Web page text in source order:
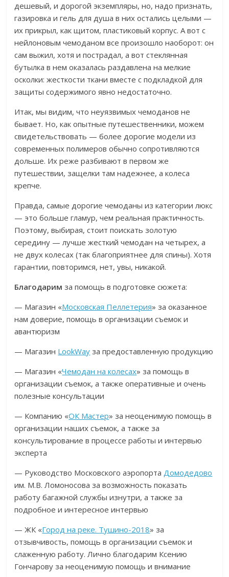
дешевый, и дорогой экземпляры, но, надо признать,
газировка и гель для душа в них остались целыми —
их прикрыл, как щитом, пластиковый корпус. А вот с
нейлоновым чемоданом все произошло наоборот: он
сам выжил, хотя и пострадал, а вот стеклянная
бутылка в нем оказалась раздавлена на мелкие
осколки: жесткости ткани вместе с подкладкой для
защиты содержимого явно недостаточно.
Итак, мы видим, что неуязвимых чемоданов не
бывает. Но, как опытные путешественники, можем
свидетельствовать — более дорогие модели из
современных полимеров обычно сопротивляются
дольше. Их реже разбивают в первом же
путешествии, защелки там надежнее, а колеса
крепче.
Правда, самые дорогие чемоданы из категории люкс
— это больше гламур, чем реальная практичность.
Поэтому, выбирая, стоит поискать золотую
середину — лучше жесткий чемодан на четырех, а
не двух колесах (так благоприятнее для спины). Хотя
гарантии, повторимся, нет, увы, никакой.
Благодарим за помощь в подготовке сюжета:
— Магазин «Московская Пеллетерия» за оказанное
нам доверие, помощь в организации съемок и
авантюризм
— Магазин LookWay за предоставленную продукцию
— Магазин «Чемодан на колесах» за помощь в
организации съемок, а также оперативные и очень
полезные консультации
— Компанию «ОК Мастер» за неоценимую помощь в
организации наших съемок, а также за
консультирование в процессе работы и интервью
эксперта
— Руководство Московского аэропортаДомодедово
им. М.В. Ломоносова за возможность показать
работу багажной службы изнутри, а также за
подробное и интересное интервью
— ЖК «Город на реке. Тушино-2018» за
отзывчивость, помощь в организации съемок и
слаженную работу. Лично благодарим Ксению
Гончарову за неоценимую помощь и внимание